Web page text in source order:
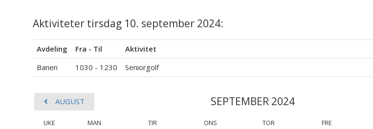
Aktiviteter tirsdag 10. september 2024:
Avdeling Fra - Til
Aktivitet
Banen
1030 - 1230 Seniorgolf
AUGUST SEPTEMBER 2024
UKE MAN TIR ONS TOR FRE